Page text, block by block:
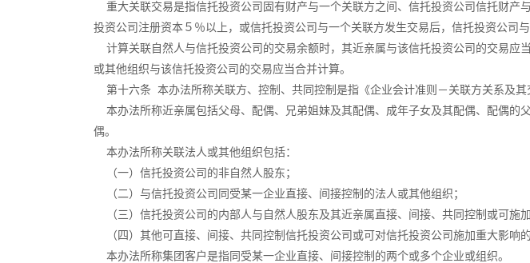
重大关联交易是指信托投资公司固有财产与一个关联方之间、信托投资公司信托财产
投资公司注册资本５％以上，或信托投资公司与一个关联方发生交易后，信托投资公司
计算关联自然人与信托投资公司的交易余额时，其近亲属与该信托投资公司的交易应
或其他组织与该信托投资公司的交易应当合并计算。
第十六条 本办法所称关联方、控制、共同控制是指《企业会计准则－关联方关系及其
本办法所称近亲属包括父母、配偶、兄弟姐妹及其配偶、成年子女及其配偶、配偶的
偶。
本办法所称关联法人或其他组织包括：
（一）信托投资公司的非自然人股东；
（二）与信托投资公司同受某一企业直接、间接控制的法人或其他组织；
（三）信托投资公司的内部人与自然人股东及其近亲属直接、间接、共同控制或可施
（四）其他可直接、间接、共同控制信托投资公司或可对信托投资公司施加重大影响的
本办法所称集团客户是指同受某一企业直接、间接控制的两个或多个企业或组织。